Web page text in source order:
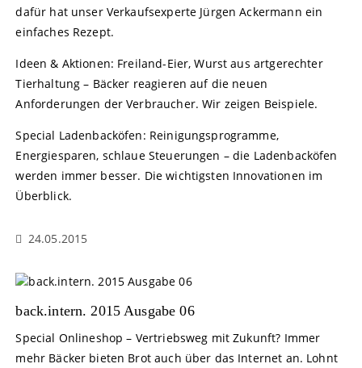
dafür hat unser Verkaufsexperte Jürgen Ackermann ein
einfaches Rezept.
Ideen & Aktionen: Freiland-Eier, Wurst aus artgerechter
Tierhaltung – Bäcker reagieren auf die neuen
Anforderungen der Verbraucher. Wir zeigen Beispiele.
Special Ladenbacköfen: Reinigungsprogramme,
Energiesparen, schlaue Steuerungen – die Ladenbacköfen
werden immer besser. Die wichtigsten Innovationen im
Überblick.
24.05.2015
back.intern. 2015 Ausgabe 06
Special Onlineshop – Vertriebsweg mit Zukunft? Immer
mehr Bäcker bieten Brot auch über das Internet an. Lohnt